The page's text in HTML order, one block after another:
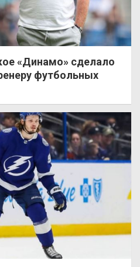
«Динамо» сделало
футбольных